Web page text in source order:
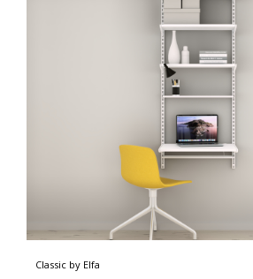
Classic by Elfa